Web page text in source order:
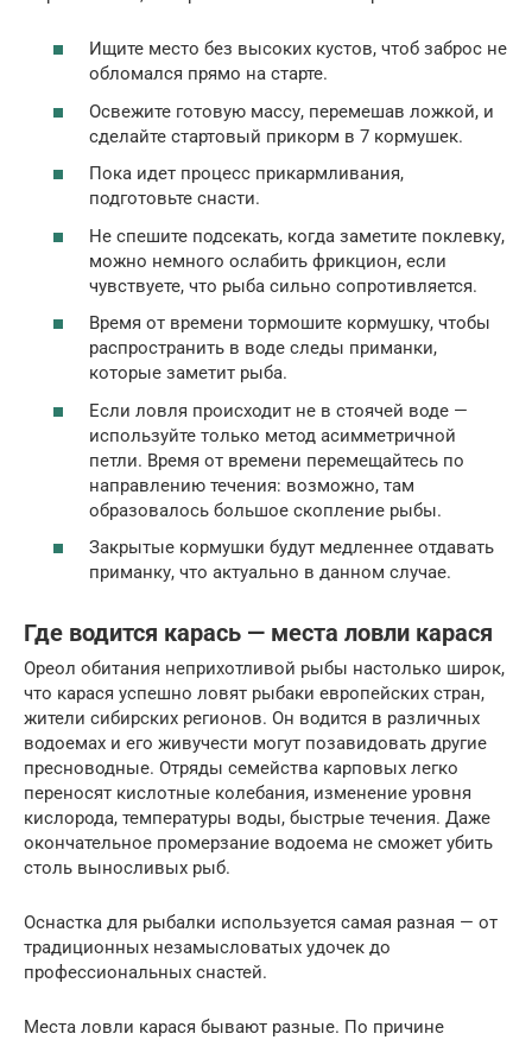
Ищите место без высоких кустов, чтоб заброс не
обломался прямо на старте.
Освежите готовую массу, перемешав ложкой, и
сделайте стартовый прикорм в 7 кормушек.
Пока идет процесс прикармливания,
подготовьте снасти.
Не спешите подсекать, когда заметите поклевку,
можно немного ослабить фрикцион, если
чувствуете, что рыба сильно сопротивляется.
Время от времени тормошите кормушку, чтобы
распространить в воде следы приманки,
которые заметит рыба.
Если ловля происходит не в стоячей воде —
используйте только метод асимметричной
петли. Время от времени перемещайтесь по
направлению течения: возможно, там
образовалось большое скопление рыбы.
Закрытые кормушки будут медленнее отдавать
приманку, что актуально в данном случае.
Где водится карась — места ловли карася
Ореол обитания неприхотливой рыбы настолько широк,
что карася успешно ловят рыбаки европейских стран,
жители сибирских регионов. Он водится в различных
водоемах и его живучести могут позавидовать другие
пресноводные. Отряды семейства карповых легко
переносят кислотные колебания, изменение уровня
кислорода, температуры воды, быстрые течения. Даже
окончательное промерзание водоема не сможет убить
столь выносливых рыб.
Оснастка для рыбалки используется самая разная — от
традиционных незамысловатых удочек до
профессиональных снастей.
Места ловли карася бывают разные. По причине